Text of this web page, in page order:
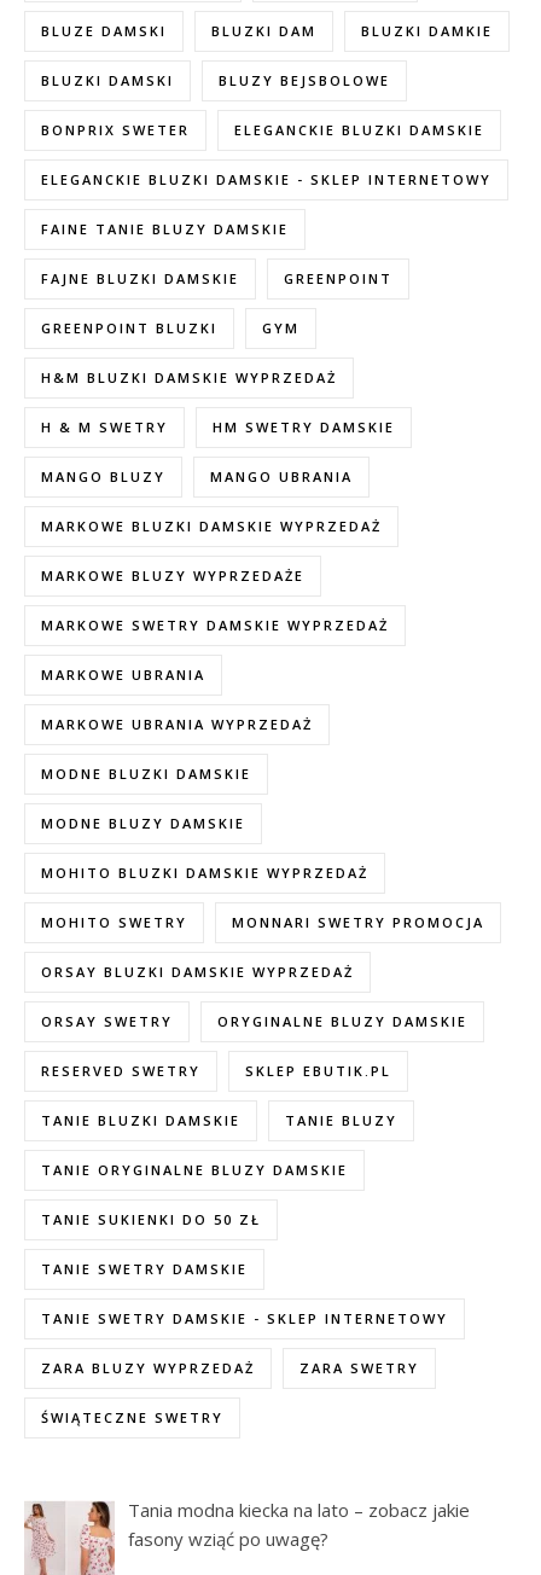
BLUZE DAMSKI BLUZKI DAM BLUZKI DAMKIE
BLUZKI DAMSKI BLUZY BEJSBOLOWE
BONPRIX SWETER ELEGANCKIE BLUZKI DAMSKIE
ELEGANCKIE BLUZKI DAMSKIE - SKLEP INTERNETOWY
FAINE TANIE BLUZY DAMSKIE
FAJNE BLUZKI DAMSKIE GREENPOINT
GREENPOINT BLUZKI GYM
H&M BLUZKI DAMSKIE WYPRZEDAŻ
H & M SWETRY HM SWETRY DAMSKIE
MANGO BLUZY MANGO UBRANIA
MARKOWE BLUZKI DAMSKIE WYPRZEDAŻ
MARKOWE BLUZY WYPRZEDAŻE
MARKOWE SWETRY DAMSKIE WYPRZEDAŻ
MARKOWE UBRANIA
MARKOWE UBRANIA WYPRZEDAŻ
MODNE BLUZKI DAMSKIE
MODNE BLUZY DAMSKIE
MOHITO BLUZKI DAMSKIE WYPRZEDAŻ
MOHITO SWETRY MONNARI SWETRY PROMOCJA
ORSAY BLUZKI DAMSKIE WYPRZEDAŻ
ORSAY SWETRY ORYGINALNE BLUZY DAMSKIE
RESERVED SWETRY SKLEP EBUTIK.PL
TANIE BLUZKI DAMSKIE TANIE BLUZY
TANIE ORYGINALNE BLUZY DAMSKIE
TANIE SUKIENKI DO 50 ZŁ
TANIE SWETRY DAMSKIE
TANIE SWETRY DAMSKIE - SKLEP INTERNETOWY
ZARA BLUZY WYPRZEDAŻ ZARA SWETRY
ŚWIĄTECZNE SWETRY
Tania modna kiecka na lato – zobacz jakie
fasony wziąć po uwagę?